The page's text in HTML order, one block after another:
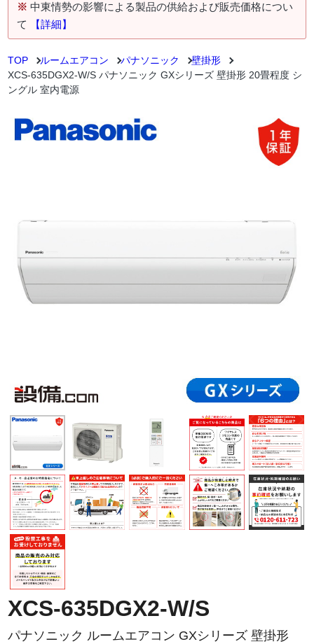
※ 中東情勢の影響による製品の供給および販売価格につい
て
【詳細】
TOP ルームエアコン パナソニック
壁掛形
XCS-635DGX2-W/S パナソニック GXシリーズ 壁掛形 20畳程度 シ
ングル 室内電源
XCS-635DGX2-W/S
パナソニック ルームエアコン GXシリーズ 壁掛形